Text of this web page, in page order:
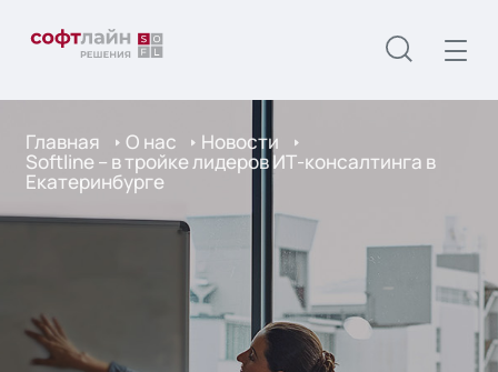
Главная О нас Новости
Softline – в тройке лидеров ИТ-консалтинга в
Екатеринбурге